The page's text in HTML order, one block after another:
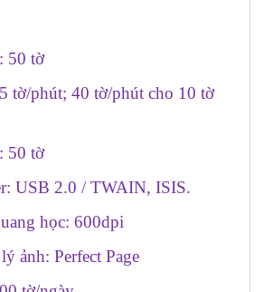
50 tờ
tờ/phút; 40 tờ/phút cho 10 tờ
50 tờ
USB 2.0 / TWAIN, ISIS.
học: 600dpi
ảnh: Perfect Page